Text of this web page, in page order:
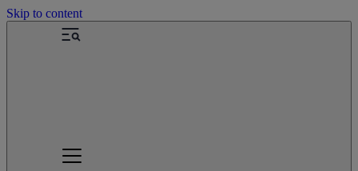
Skip to content